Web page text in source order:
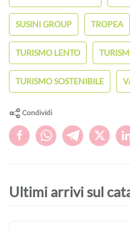
SUSINI GROUP TROPEA
TURISMO LENTO
TURISMO SOSTENIBILE
Condividi
Ultimi arrivi sul